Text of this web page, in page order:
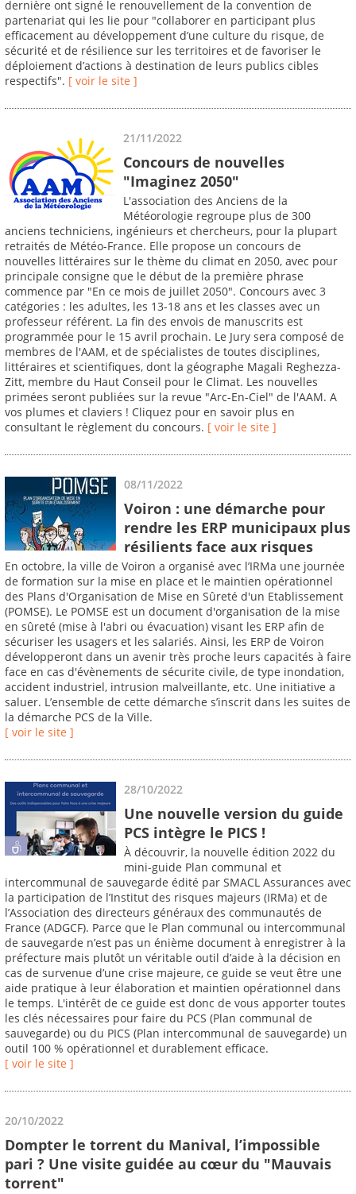
dernière ont signé le renouvellement de la convention de
partenariat qui les lie pour "collaborer en participant plus
efficacement au développement d’une culture du risque, de
sécurité et de résilience sur les territoires et de favoriser le
déploiement d’actions à destination de leurs publics cibles
respectifs". [ voir le site ]
21/11/2022
Concours de nouvelles
"Imaginez 2050"
L'association des Anciens de la
Météorologie regroupe plus de 300
anciens techniciens, ingénieurs et chercheurs, pour la plupart
retraités de Météo-France. Elle propose un concours de
nouvelles littéraires sur le thème du climat en 2050, avec pour
principale consigne que le début de la première phrase
commence par "En ce mois de juillet 2050". Concours avec 3
catégories : les adultes, les 13-18 ans et les classes avec un
professeur référent. La fin des envois de manuscrits est
programmée pour le 15 avril prochain. Le Jury sera composé de
membres de l'AAM, et de spécialistes de toutes disciplines,
littéraires et scientifiques, dont la géographe Magali Reghezza-
Zitt, membre du Haut Conseil pour le Climat. Les nouvelles
primées seront publiées sur la revue "Arc-En-Ciel" de l'AAM. A
vos plumes et claviers ! Cliquez pour en savoir plus en
consultant le règlement du concours. [ voir le site ]
08/11/2022
Voiron : une démarche pour
rendre les ERP municipaux plus
résilients face aux risques
En octobre, la ville de Voiron a organisé avec l’IRMa une journée
de formation sur la mise en place et le maintien opérationnel
des Plans d'Organisation de Mise en Sûreté d'un Etablissement
(POMSE). Le POMSE est un document d'organisation de la mise
en sûreté (mise à l'abri ou évacuation) visant les ERP afin de
sécuriser les usagers et les salariés. Ainsi, les ERP de Voiron
développeront dans un avenir très proche leurs capacités à faire
face en cas d'évènements de sécurite civile, de type inondation,
accident industriel, intrusion malveillante, etc. Une initiative a
saluer. L’ensemble de cette démarche s’inscrit dans les suites de
la démarche PCS de la Ville.
[ voir le site ]
28/10/2022
Une nouvelle version du guide
PCS intègre le PICS !
À découvrir, la nouvelle édition 2022 du
mini-guide Plan communal et
intercommunal de sauvegarde édité par SMACL Assurances avec
la participation de l’Institut des risques majeurs (IRMa) et de
l’Association des directeurs généraux des communautés de
France (ADGCF). Parce que le Plan communal ou intercommunal
de sauvegarde n’est pas un énième document à enregistrer à la
préfecture mais plutôt un véritable outil d’aide à la décision en
cas de survenue d’une crise majeure, ce guide se veut être une
aide pratique à leur élaboration et maintien opérationnel dans
le temps. L'intérêt de ce guide est donc de vous apporter toutes
les clés nécessaires pour faire du PCS (Plan communal de
sauvegarde) ou du PICS (Plan intercommunal de sauvegarde) un
outil 100 % opérationnel et durablement efficace.
[ voir le site ]
20/10/2022
Dompter le torrent du Manival, l’impossible
pari ? Une visite guidée au cœur du "Mauvais
torrent"